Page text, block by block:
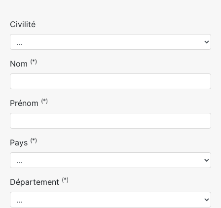
Civilité
Nom (*)
Prénom (*)
Pays (*)
Département (*)